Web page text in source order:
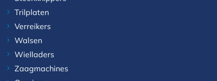
Trilplaten
Verreikers
Walsen
Wielladers
Zaagmachines